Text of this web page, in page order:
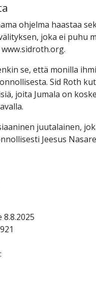
ohjelma haastaa
joka ei puhu
se, että monilla
Sid Roth
joita Jumala on
juutalainen,
Jeesus
8.8.2025